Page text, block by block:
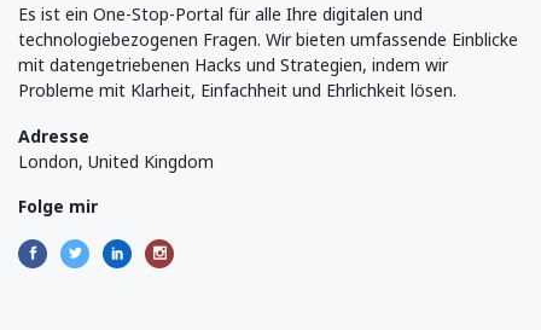
Es ist ein One-Stop-Portal für alle Ihre digitalen und
technologiebezogenen Fragen. Wir bieten umfassende Einblicke
mit datengetriebenen Hacks und Strategien, indem wir
Probleme mit Klarheit, Einfachheit und Ehrlichkeit lösen.
Adresse
London, United Kingdom
Folge mir